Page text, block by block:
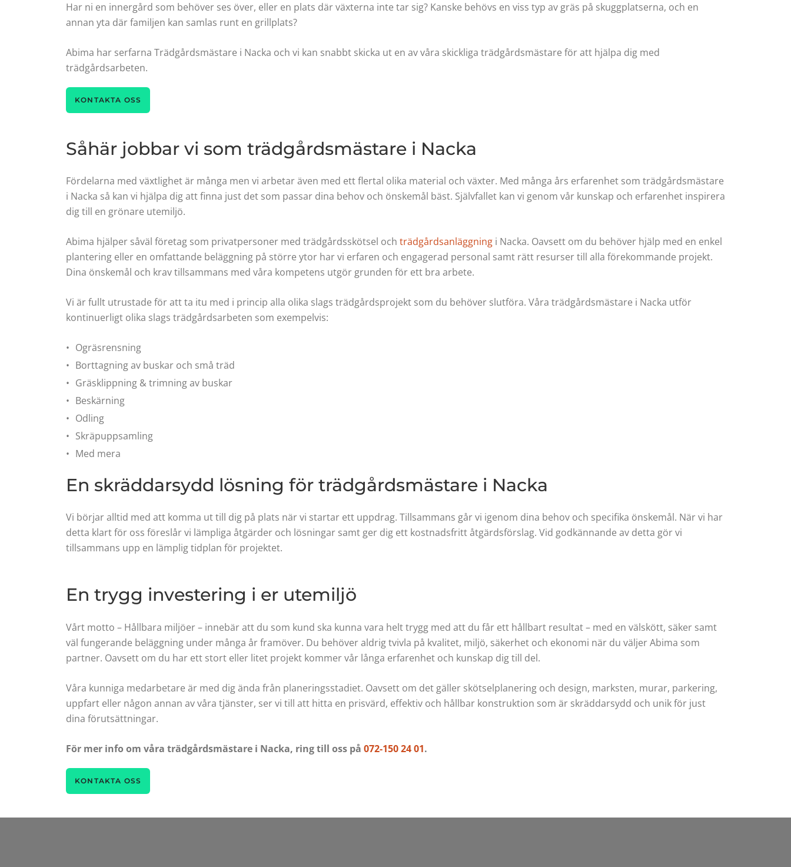
Har ni en innergård som behöver ses över, eller en plats där växterna inte tar sig? Kanske behövs en viss typ av gräs på skuggplatserna, och en
annan yta där familjen kan samlas runt en grillplats?
Abima har serfarna Trädgårdsmästare i Nacka och vi kan snabbt skicka ut en av våra skickliga trädgårdsmästare för att hjälpa dig med
trädgårdsarbeten.
KONTAKTA OSS
Såhär jobbar vi som trädgårdsmästare i Nacka
Fördelarna med växtlighet är många men vi arbetar även med ett flertal olika material och växter. Med många års erfarenhet som trädgårdsmästare
i Nacka så kan vi hjälpa dig att finna just det som passar dina behov och önskemål bäst. Självfallet kan vi genom vår kunskap och erfarenhet inspirera
dig till en grönare utemiljö.
Abima hjälper såväl företag som privatpersoner med trädgårdsskötsel och trädgårdsanläggning i Nacka. Oavsett om du behöver hjälp med en enkel
plantering eller en omfattande beläggning på större ytor har vi erfaren och engagerad personal samt rätt resurser till alla förekommande projekt.
Dina önskemål och krav tillsammans med våra kompetens utgör grunden för ett bra arbete.
Vi är fullt utrustade för att ta itu med i princip alla olika slags trädgårdsprojekt som du behöver slutföra. Våra trädgårdsmästare i Nacka utför
kontinuerligt olika slags trädgårdsarbeten som exempelvis:
Ogräsrensning
Borttagning av buskar och små träd
Gräsklippning & trimning av buskar
Beskärning
Odling
Skräpuppsamling
Med mera
En skräddarsydd lösning för trädgårdsmästare i Nacka
Vi börjar alltid med att komma ut till dig på plats när vi startar ett uppdrag. Tillsammans går vi igenom dina behov och specifika önskemål. När vi har
detta klart för oss föreslår vi lämpliga åtgärder och lösningar samt ger dig ett kostnadsfritt åtgärdsförslag. Vid godkännande av detta gör vi
tillsammans upp en lämplig tidplan för projektet.
En trygg investering i er utemiljö
Vårt motto – Hållbara miljöer – innebär att du som kund ska kunna vara helt trygg med att du får ett hållbart resultat – med en välskött, säker samt
väl fungerande beläggning under många år framöver. Du behöver aldrig tvivla på kvalitet, miljö, säkerhet och ekonomi när du väljer Abima som
partner. Oavsett om du har ett stort eller litet projekt kommer vår långa erfarenhet och kunskap dig till del.
Våra kunniga medarbetare är med dig ända från planeringsstadiet. Oavsett om det gäller skötselplanering och design, marksten, murar, parkering,
uppfart eller någon annan av våra tjänster, ser vi till att hitta en prisvärd, effektiv och hållbar konstruktion som är skräddarsydd och unik för just
dina förutsättningar.
För mer info om våra trädgårdsmästare i Nacka, ring till oss på 072-150 24 01.
KONTAKTA OSS